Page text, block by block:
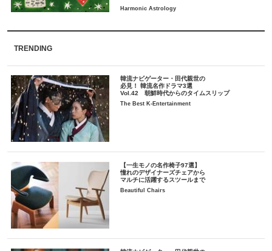
TRENDING
韓流ナビゲーター・田代親世の
必見！ 韓流名作ドラマ3選
Vol.42 朝鮮時代からのタイムスリップ
The Best K-Entertainment
【一生モノの名作椅子97選】
憧れのデザイナーズチェアから
マルチに活躍するスツールまで
Beautiful Chairs